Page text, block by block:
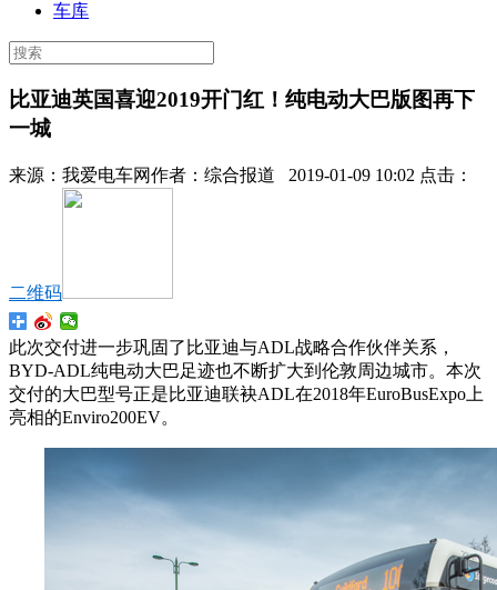
车库
比亚迪英国喜迎2019开门红！纯电动大巴版图再下
一城
来源： 我爱电车网作者： 综合报道 2019-01-09 10:02 点击：
二维码
此次交付进一步巩固了比亚迪与ADL战略合作伙伴关系，
BYD-ADL纯电动大巴足迹也不断扩大到伦敦周边城市。本次
交付的大巴型号正是比亚迪联袂ADL在2018年EuroBusExpo上
亮相的Enviro200EV。